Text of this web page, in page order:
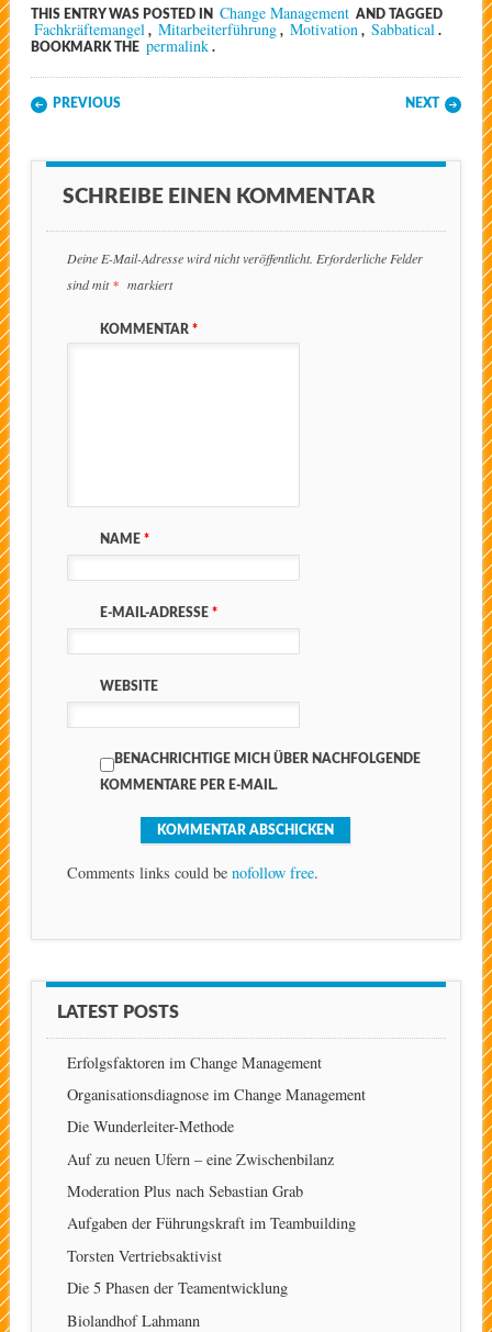
THIS ENTRY WAS POSTED IN Change Management AND TAGGED
Fachkräftemangel , Mitarbeiterführung , Motivation , Sabbatical .
BOOKMARK THE permalink .
Post navigation
PREVIOUS NEXT
SCHREIBE EINEN KOMMENTAR
Deine E-Mail-Adresse wird nicht veröffentlicht. Erforderliche Felder
sind mit* markiert
KOMMENTAR *
NAME *
E-MAIL-ADRESSE *
WEBSITE
BENACHRICHTIGE MICH ÜBER NACHFOLGENDE
KOMMENTARE PER E-MAIL.
Comments links could be nofollow free.
LATEST POSTS
Erfolgsfaktoren im Change Management
Organisationsdiagnose im Change Management
Die Wunderleiter-Methode
Auf zu neuen Ufern – eine Zwischenbilanz
Moderation Plus nach Sebastian Grab
Aufgaben der Führungskraft im Teambuilding
Torsten Vertriebsaktivist
Die 5 Phasen der Teamentwicklung
Biolandhof Lahmann